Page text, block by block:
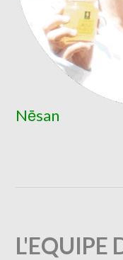
Nēsan
L'EQUIPE